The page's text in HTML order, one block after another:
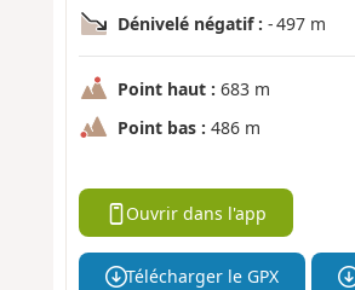
Dénivelé négatif : - 497 m
Point haut : 683 m
Point bas : 486 m
Ouvrir dans l'app
Télécharger le GPX